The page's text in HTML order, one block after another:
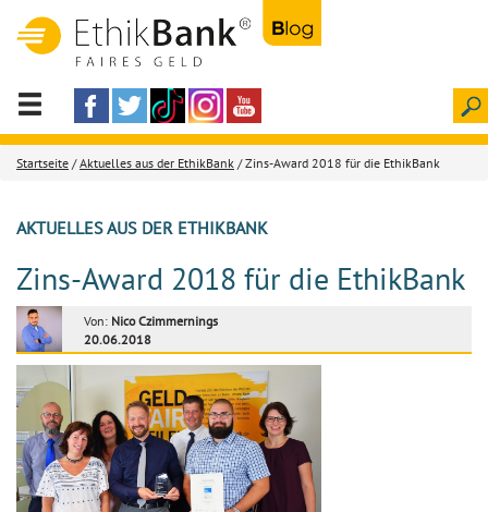
Startseite /Aktuelles aus der EthikBank / Zins-Award 2018 für die EthikBank
AKTUELLES AUS DER ETHIKBANK
Zins-Award 2018 für die EthikBank
Von: Nico Czimmernings
20.06.2018